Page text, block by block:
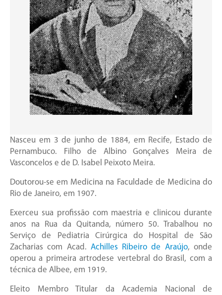
Nasceu em 3 de junho de 1884, em Recife, Estado de
Pernambuco. Filho de Albino Gonçalves Meira de
Vasconcelos e de D. Isabel Peixoto Meira.
Doutorou-se em Medicina na Faculdade de Medicina do
Rio de Janeiro, em 1907.
Exerceu sua profissão com maestria e clinicou durante
anos na Rua da Quitanda, número 50. Trabalhou no
Serviço de Pediatria Cirúrgica do Hospital de São
Zacharias com Acad. Achilles Ribeiro de Araújo, onde
operou a primeira artrodese vertebral do Brasil, com a
técnica de Albee, em 1919.
Eleito Membro Titular da Academia Nacional de